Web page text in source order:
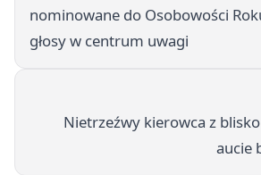
nominowane do Osobowości
głosy w centrum uwagi
Nietrzeźwy kierowca z
aucie